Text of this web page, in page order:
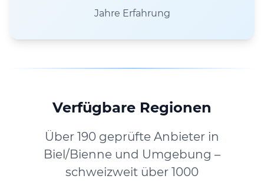
Jahre Erfahrung
Verfügbare Regionen
Über 190 geprüfte Anbieter in
Biel/Bienne und Umgebung –
schweizweit über 1000